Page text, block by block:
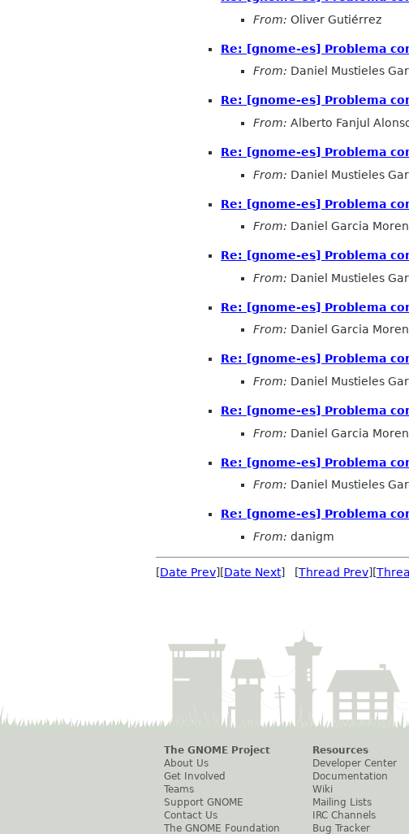
From: Oliver Gutiérrez
Re: [gnome-es] Problema
From: Daniel Mustieles
Re: [gnome-es] Problema
From: Alberto Fanjul
Re: [gnome-es] Problema
From: Daniel Mustieles
Re: [gnome-es] Problema
From: Daniel Garcia
Re: [gnome-es] Problema
From: Daniel Mustieles
Re: [gnome-es] Problema
From: Daniel Garcia
Re: [gnome-es] Problema
From: Daniel Mustieles
Re: [gnome-es] Problema
From: Daniel Garcia
Re: [gnome-es] Problema
From: Daniel Mustieles
Re: [gnome-es] Problema
From: danigm
[Date Prev][Date Next] [Thread Prev][
The GNOME Project
About Us
Get Involved
Teams
Support GNOME
Contact Us
The GNOME Foundation
Resources
Developer Center
Documentation
Wiki
Mailing Lists
IRC Channels
Bug Tracker